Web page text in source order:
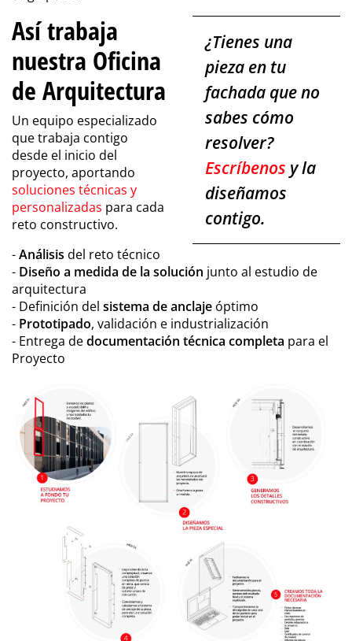
¿Tienes una
pieza en tu
fachada que no
sabes cómo
resolver?
Escríbenos y la
diseñamos
contigo.
Así trabaja
nuestra Oficina
de Arquitectura
Un equipo especializado
que trabaja contigo
desde el inicio del
proyecto, aportando
soluciones técnicas y
personalizadas para cada
reto constructivo.
-Análisis del reto técnico
- Diseño a medida de la solución junto al estudio de
arquitectura
- Definición del sistema de anclaje óptimo
- Prototipado, validación e industrialización
- Entrega dedocumentación técnica completa para el
Proyecto